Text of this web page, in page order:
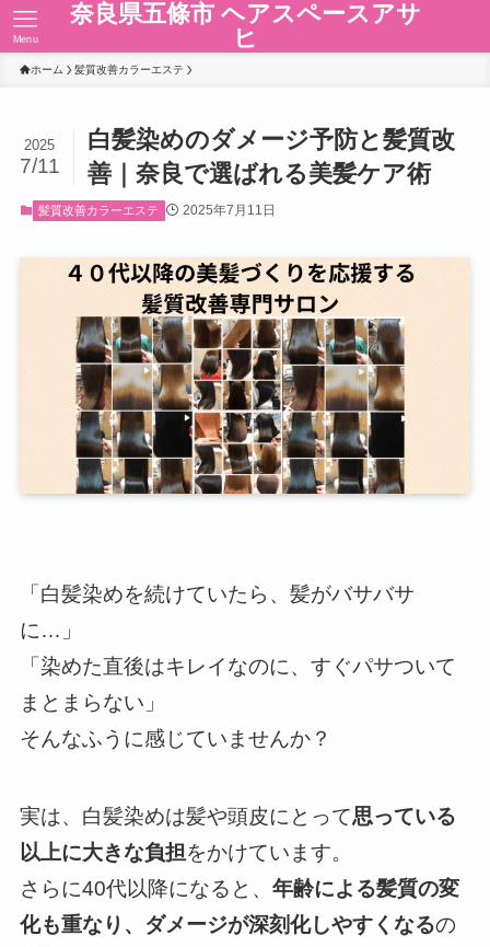
奈良県五條市 ヘアスペースアサ
ヒ
Menu
ホーム 髪質改善カラーエステ
白髪染めのダメージ予防と髪質改
善｜奈良で選ばれる美髪ケア術
2025
7/11
髪質改善カラーエステ 2025年7月11日
「白髪染めを続けていたら、髪がバサバサ
に…」
「染めた直後はキレイなのに、すぐパサついて
まとまらない」
そんなふうに感じていませんか？
実は、白髪染めは髪や頭皮にとって思っている
以上に大きな負担をかけています。
さらに40代以降になると、 年齢による髪質の変
化も重なり、ダメージが深刻化しやすくなるの